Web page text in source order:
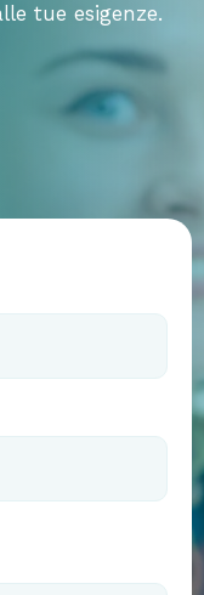
tue esigenze.